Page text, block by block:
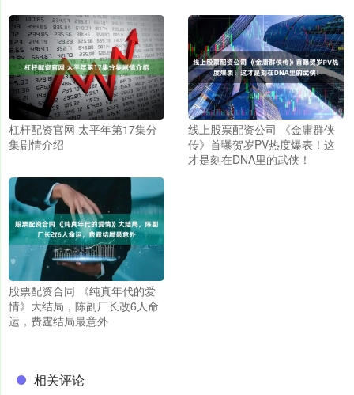
杠杆配资官网 太平年第17集分
集剧情介绍
线上股票配资公司 《金庸群侠
传》首曝贺岁PV热度爆表！这
才是刻在DNA里的武侠！
股票配资合同 《纯真年代的爱
情》大结局，陈副厂长改6人命
运，费霆结局最意外
相关评论